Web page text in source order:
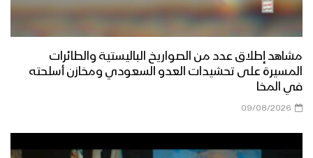
مشاهد إطلاق عدد من الصواريخ الباليستية والطائرات
المسيرة على تحشيدات العدو السعودي ومخازن أسلحته
في المخا
09/08/2026